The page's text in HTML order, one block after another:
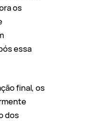
os
essa
final, os
dos